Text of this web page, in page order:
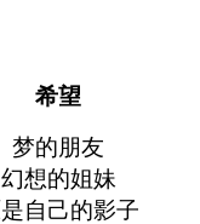
希望
梦的朋友
幻想的姐妹
自己的影子